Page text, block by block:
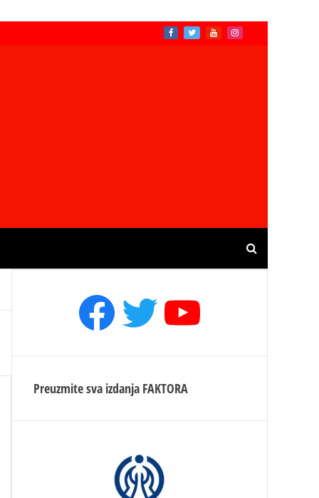
Facebook
TwitterYouTube
Preuzmite sva izdanja FAKTORA